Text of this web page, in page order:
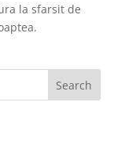
la sfarsit de